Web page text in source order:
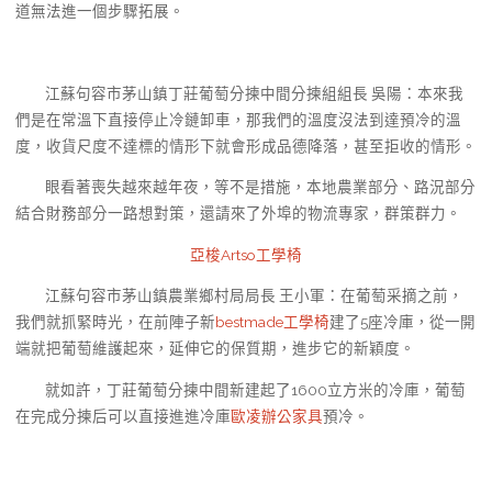
道無法進一個步驟拓展。
江蘇句容市茅山鎮丁莊葡萄分揀中間分揀組組長 吳陽：本來我
們是在常溫下直接停止冷鏈卸車，那我們的溫度沒法到達預冷的溫
度，收貨尺度不達標的情形下就會形成品德降落，甚至拒收的情形。
眼看著喪失越來越年夜，等不是措施，本地農業部分、路況部分
結合財務部分一路想對策，還請來了外埠的物流專家，群策群力。
亞梭Artso工學椅
江蘇句容市茅山鎮農業鄉村局局長 王小軍：在葡萄采摘之前，
我們就抓緊時光，在前陣子新bestmade工學椅建了5座冷庫，從一開
端就把葡萄維護起來，延伸它的保質期，進步它的新穎度。
就如許，丁莊葡萄分揀中間新建起了1600立方米的冷庫，葡萄
在完成分揀后可以直接進進冷庫歐凌辦公家具預冷。